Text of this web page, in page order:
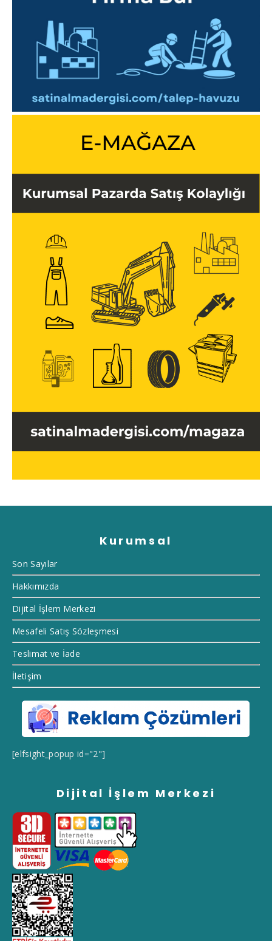
Kurumsal
Son Sayılar
Hakkımızda
Dijital İşlem Merkezi
Mesafeli Satış Sözleşmesi
Teslimat ve İade
İletişim
[elfsight_popup id="2"]
Dijital İşlem Merkezi